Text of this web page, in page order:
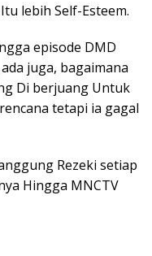
lebih Self-Esteem.
episode DMD
juga, bagaimana
Di berjuang Untuk
tetapi ia gagal
Rezeki setiap
Hingga MNCTV